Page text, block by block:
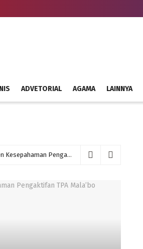
ADVETORIAL AGAMA LAINNYA
Pemkab Mamasa Bersama Masyarakat Salurano dan Mala’bo Teken Kesepahaman Pengaktifan TPA Mala’bo